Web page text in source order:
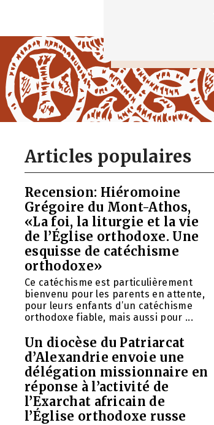
Articles populaires
Recension: Hiéromoine
Grégoire du Mont-Athos,
«La foi, la liturgie et la vie
de l’Église orthodoxe. Une
esquisse de catéchisme
orthodoxe»
Ce catéchisme est particulièrement
bienvenu pour les parents en attente,
pour leurs enfants d’un catéchisme
orthodoxe fiable, mais aussi pour ...
Un diocèse du Patriarcat
d’Alexandrie envoie une
délégation missionnaire en
réponse à l’activité de
l’Exarchat africain de
l’Église orthodoxe russe